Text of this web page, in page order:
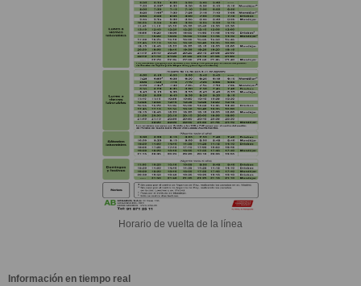
Horario de vuelta de la línea
Información en tiempo real